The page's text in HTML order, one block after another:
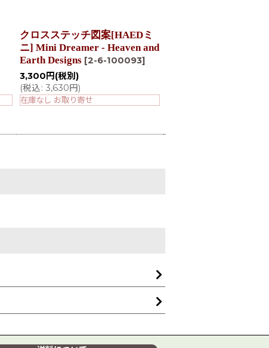
クロスステッチ図案[HAEDミ
ニ] Mini Dreamer - Heaven and
Earth Designs [2-6-100093]
3,300 円 (税別)
(税込: 3,630円)
在庫なし お取り寄せ